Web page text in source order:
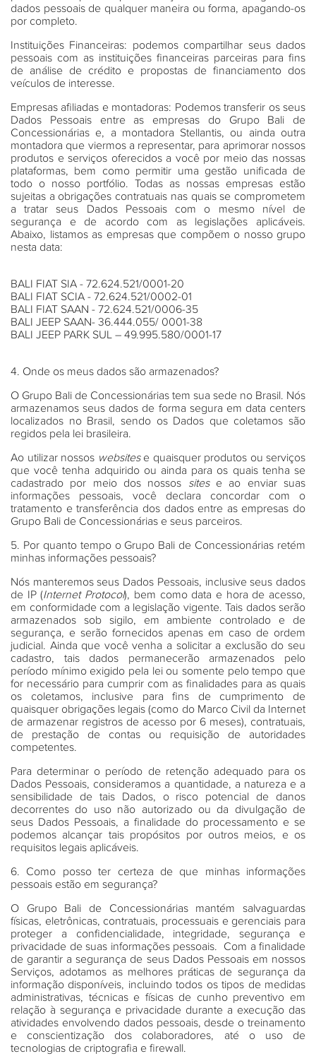
dados pessoais de qualquer maneira ou forma, apagando-os
por completo.
Instituições Financeiras: podemos compartilhar seus dados
pessoais com as instituições financeiras parceiras para fins
de análise de crédito e propostas de financiamento dos
veículos de interesse.
Empresas afiliadas e montadoras: Podemos transferir os seus
Dados Pessoais entre as empresas do Grupo Bali de
Concessionárias e, a montadora Stellantis, ou ainda outra
montadora que viermos a representar, para aprimorar nossos
produtos e serviços oferecidos a você por meio das nossas
plataformas, bem como permitir uma gestão unificada de
todo o nosso portfólio. Todas as nossas empresas estão
sujeitas a obrigações contratuais nas quais se comprometem
a tratar seus Dados Pessoais com o mesmo nível de
segurança e de acordo com as legislações aplicáveis.
Abaixo, listamos as empresas que compõem o nosso grupo
nesta data:
BALI FIAT SIA - 72.624.521/0001-20
BALI FIAT SCIA - 72.624.521/0002-01
BALI FIAT SAAN - 72.624.521/0006-35
BALI JEEP SAAN- 36.444.055/ 0001-38
BALI JEEP PARK SUL – 49.995.580/0001-17
4. Onde os meus dados são armazenados?
O Grupo Bali de Concessionárias tem sua sede no Brasil. Nós
armazenamos seus dados de forma segura em data centers
localizados no Brasil, sendo os Dados que coletamos são
regidos pela lei brasileira.
Ao utilizar nossos websitese quaisquer produtos ou serviços
que você tenha adquirido ou ainda para os quais tenha se
cadastrado por meio dos nossos sitese ao enviar suas
informações pessoais, você declara concordar com o
tratamento e transferência dos dados entre as empresas do
Grupo Bali de Concessionárias e seus parceiros.
5. Por quanto tempo o Grupo Bali de Concessionárias retém
minhas informações pessoais?
Nós manteremos seus Dados Pessoais, inclusive seus dados
de IP (Internet Protocol), bem como data e hora de acesso,
em conformidade com a legislação vigente. Tais dados serão
armazenados sob sigilo, em ambiente controlado e de
segurança, e serão fornecidos apenas em caso de ordem
judicial. Ainda que você venha a solicitar a exclusão do seu
cadastro, tais dados permanecerão armazenados pelo
período mínimo exigido pela lei ou somente pelo tempo que
for necessário para cumprir com as finalidades para as quais
os coletamos, inclusive para fins de cumprimento de
quaisquer obrigações legais (como do Marco Civil da Internet
de armazenar registros de acesso por 6 meses), contratuais,
de prestação de contas ou requisição de autoridades
competentes.
Para determinar o período de retenção adequado para os
Dados Pessoais, consideramos a quantidade, a natureza e a
sensibilidade de tais Dados, o risco potencial de danos
decorrentes do uso não autorizado ou da divulgação de
seus Dados Pessoais, a finalidade do processamento e se
podemos alcançar tais propósitos por outros meios, e os
requisitos legais aplicáveis.
6. Como posso ter certeza de que minhas informações
pessoais estão em segurança?
O Grupo Bali de Concessionárias mantém salvaguardas
físicas, eletrônicas, contratuais, processuais e gerenciais para
proteger a confidencialidade, integridade, segurança e
privacidade de suas informações pessoais. Com a finalidade
de garantir a segurança de seus Dados Pessoais em nossos
Serviços, adotamos as melhores práticas de segurança da
informação disponíveis, incluindo todos os tipos de medidas
administrativas, técnicas e físicas de cunho preventivo em
relação à segurança e privacidade durante a execução das
atividades envolvendo dados pessoais, desde o treinamento
e conscientização dos colaboradores, até o uso de
tecnologias de criptografia e firewall.